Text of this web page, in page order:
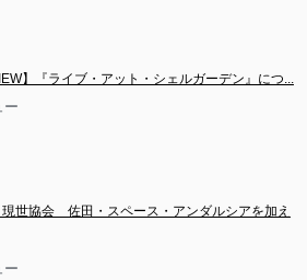
】『ライブ・アット・シェルガーデン』につ...
ー
現世協会　佐田・スペース・アンダルシアを加え
ー